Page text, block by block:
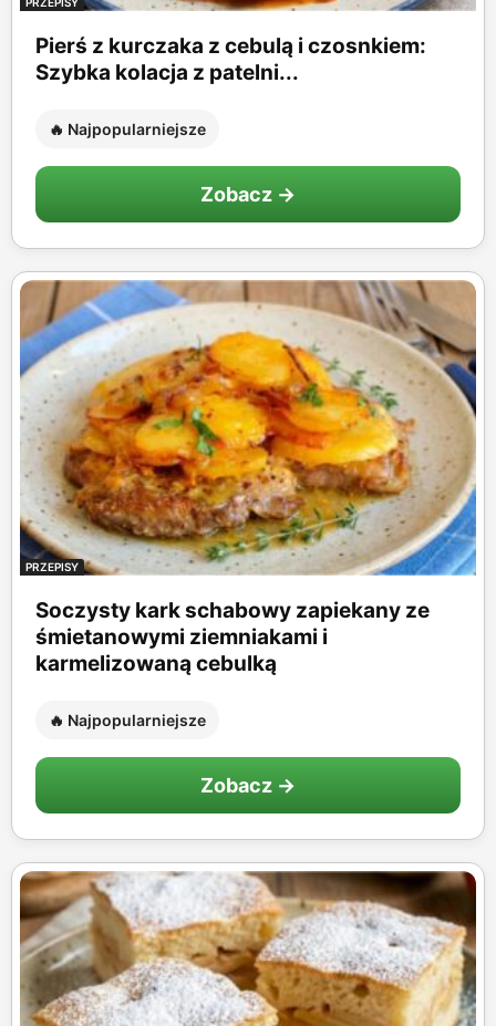
PRZEPISY
Pierś z kurczaka z cebulą i czosnkiem:
Szybka kolacja z patelni...
🔥 Najpopularniejsze
Zobacz →
PRZEPISY
Soczysty kark schabowy zapiekany ze
śmietanowymi ziemniakami i
karmelizowaną cebulką
🔥 Najpopularniejsze
Zobacz →